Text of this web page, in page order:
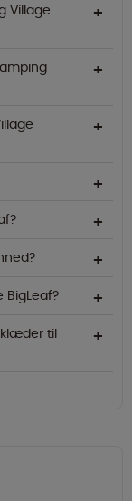
Village
BigLeaf?
til